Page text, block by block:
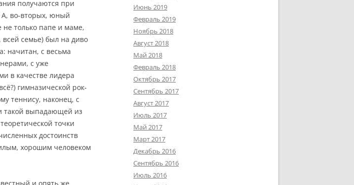
получаются при
А, во-вторых, юный
не только папе и маме,
всей семье) был на диво
начитан, с весьма
с уже
в качестве лидера
гимназической рок-
теннису, наконец, с
такой выпадающей из
точки
достоинств
хорошим человеком
Июнь 2019
Февраль 2019
Ноябрь 2018
Август 2018
Май 2018
Февраль 2018
Октябрь 2017
Сентябрь 2017
Август 2017
Июль 2017
Май 2017
Март 2017
Декабрь 2016
Сентябрь 2016
Июль 2016